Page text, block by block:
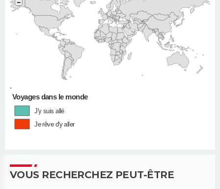
•
−
Voyages dans le monde
J'y suis allé
Je rêve d'y aller
VOUS RECHERCHEZ PEUT-ÊTRE